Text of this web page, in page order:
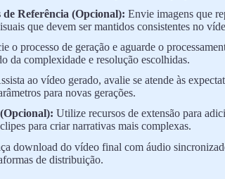
Referência (Opcional): Envie imagens que
que devem ser mantidos consistentes no
o processo de geração e aguarde o
da complexidade e resolução escolhidas.
ao vídeo gerado, avalie se atende às
para novas gerações.
Utilize recursos de extensão para
para criar narrativas mais complexas.
download do vídeo final com áudio
de distribuição.